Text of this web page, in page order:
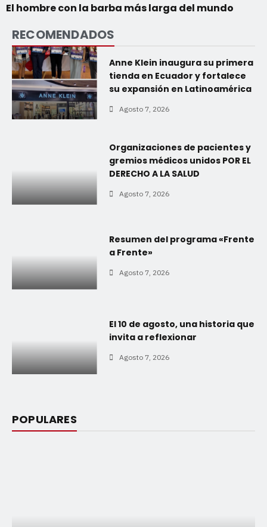
El hombre con la barba más larga del mundo
RECOMENDADOS
Anne Klein inaugura su primera
tienda en Ecuador y fortalece
su expansión en Latinoamérica
Agosto 7, 2026
Organizaciones de pacientes y
gremios médicos unidos POR EL
DERECHO A LA SALUD
Agosto 7, 2026
Resumen del programa «Frente
a Frente»
Agosto 7, 2026
El 10 de agosto, una historia que
invita a reflexionar
Agosto 7, 2026
POPULARES